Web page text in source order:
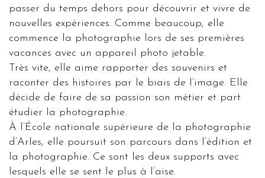
passer du temps dehors pour découvrir et vivre de
nouvelles expériences. Comme beaucoup, elle
commence la photographie lors de ses premières
vacances avec un appareil photo jetable.
Très vite, elle aime rapporter des souvenirs et
raconter des histoires par le biais de l’image. Elle
décide de faire de sa passion son métier et part
étudier la photographie.
À l’École nationale supérieure de la photographie
d’Arles, elle poursuit son parcours dans l’édition et
la photographie. Ce sont les deux supports avec
lesquels elle se sent le plus à l’aise.